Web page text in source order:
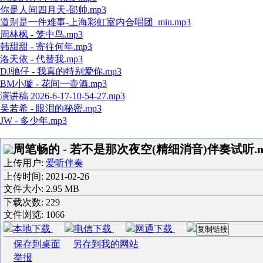
你是人间四月天-邵帅.mp3
道别是一件难事-上海彩虹室内合唱团_min.mp3
周林枫 - 笼中鸟.mp3
韩甜甜 - 寄往何年.mp3
洛天依 - 代替我.mp3
DJ驰仔 - 我真的特别爱你.mp3
BM小璇 - 花间一壶酒.mp3
演讲稿 2026-6-17-10-54-27.mp3
吴若希 - 眼泪的秘密.mp3
JW - 多少年.mp3
周笔畅的 - 若不是那次夜空(精细消音)伴奏试听
上传用户: 爱听伴奏
上传时间: 2021-02-26
文件大小: 2.95 MB
下载次数: 229
文件浏览: 1066
本地下载
电信下载 网通下载 复制链接
保存到桌面
另存到我的网站
举报